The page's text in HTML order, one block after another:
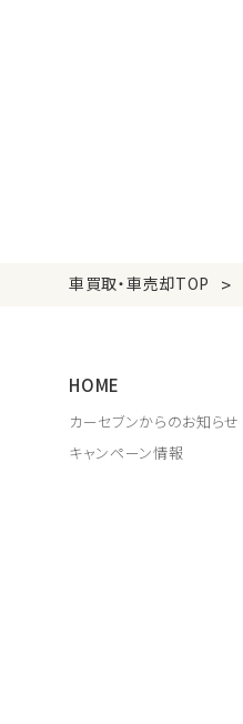
車買取・車売却TOP >
HOME
カーセブンからのお知らせ
キャンペーン情報